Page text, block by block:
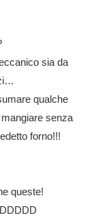
sia da
qualche
senza
forno!!!
queste!